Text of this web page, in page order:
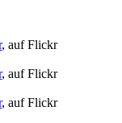
, auf Flickr
, auf Flickr
, auf Flickr